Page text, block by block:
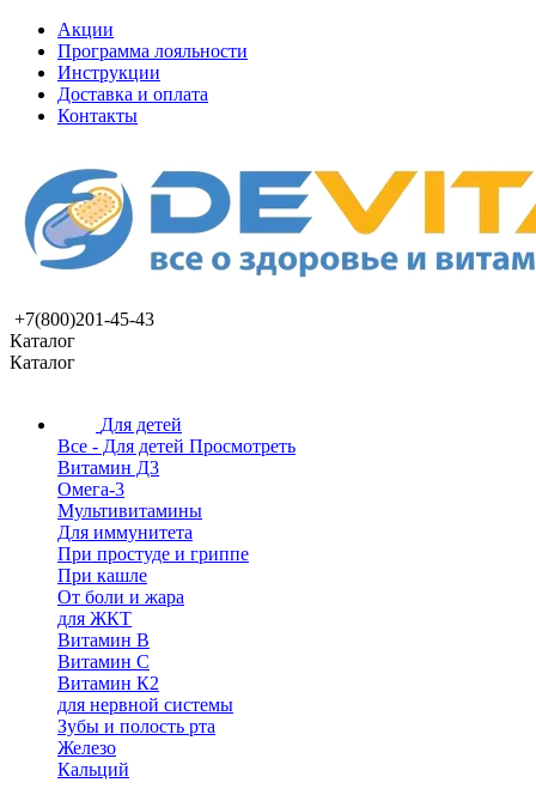
Акции
Программа лояльности
Инструкции
Доставка и оплата
Контакты
+7(800)201-45-43
Каталог
Каталог
Для детей
Все - Для детей Просмотреть
Витамин Д3
Омега-3
Мультивитамины
Для иммунитета
При простуде и гриппе
При кашле
От боли и жара
для ЖКТ
Витамин В
Витамин С
Витамин К2
для нервной системы
Зубы и полость рта
Железо
Кальций